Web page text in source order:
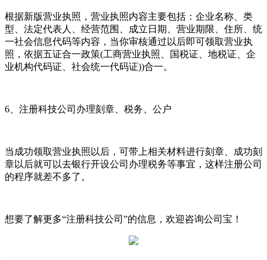
根据新版营业执照，营业执照内容主要包括：企业名称、类
型、法定代表人、经营范围、成立日期、营业期限、住所、统
一社会信息代码等内容，当你审核通过以后即可领取营业执
照，依据五证合一政策(工商营业执照、国税证、地税证、企
业机构代码证、社会统一代码证))合一。
6、注册科技公司办理刻章、税务、公户
当成功领取营业执照以后，可带上相关材料进行刻章、成功刻
章以后就可以去银行开设公司办理税务等事宜，这样注册公司
的程序就差不多了。
想要了解更多“注册科技公司”的信息，欢迎咨询公司宝！